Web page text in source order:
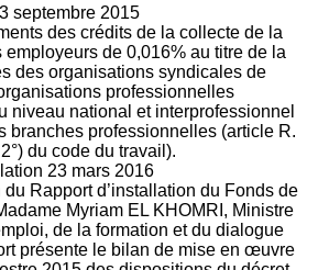
3 septembre 2015
des crédits de la collecte de la
employeurs de 0,016% au titre de la
des organisations syndicales de
professionnelles
niveau national et interprofessionnel
branches professionnelles (article R.
du code du travail).
23 mars 2016
Rapport d’installation du Fonds de
Myriam EL KHOMRI, Ministre
de la formation et du dialogue
présente le bilan de mise en œuvre